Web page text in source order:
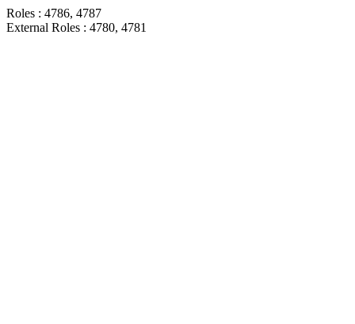
Roles : 4786, 4787
External Roles : 4780, 4781